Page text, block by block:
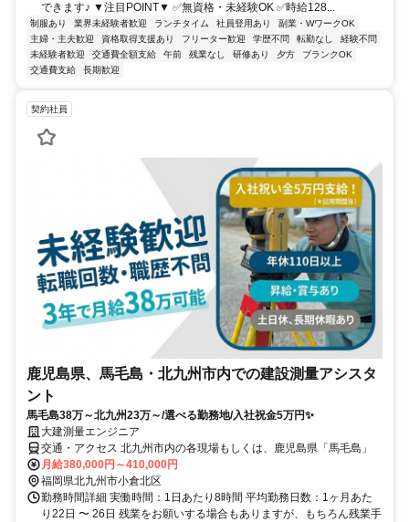
できます♪ ▼注目POINT▼ ✅無資格・未経験OK ✅時給128...
制服あり 業界未経験者歓迎 ランチタイム 社員登用あり
副業・WワークOK
主婦・主夫歓迎
資格取得支援あり フリーター歓迎 学歴不問 転勤なし
経験不問
未経験者歓迎
交通費全額支給 午前 残業なし 研修あり 夕方
ブランクOK
交通費支給
長期歓迎
契約社員
鹿児島県、馬毛島・北九州市内での建設測量アシスタ
ント
馬毛島38万～北九州23万～/選べる勤務地/入社祝金5万円✨
大建測量エンジニア
交通・アクセス 北九州市内の各現場もしくは、鹿児島県「馬毛島」
月給380,000円～410,000円
福岡県北九州市小倉北区
勤務時間詳細 実働時間：1日あたり8時間 平均勤務日数：1ヶ月あた
り22日 〜 26日 残業をお願いする場合もありますが、もちろん残業手